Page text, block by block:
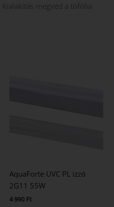
kialakítás megvéd a tófólia
AquaForte UVC PL izzó
2G11 55W
4 990 Ft